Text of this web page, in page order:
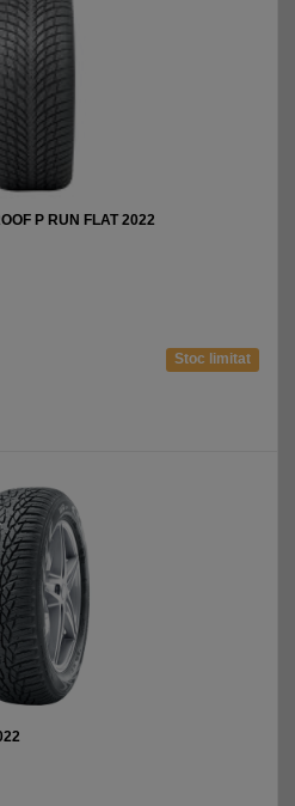
P RUN FLAT 2022
Stoc limitat